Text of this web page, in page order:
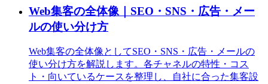
Web集客の全体像｜SEO・SNS・広告・メー
ルの使い分け方
Web集客の全体像としてSEO・SNS・広告・メールの
使い分け方を解説します。各チャネルの特性・コス
ト・向いているケースを整理し、自社に合った集客設